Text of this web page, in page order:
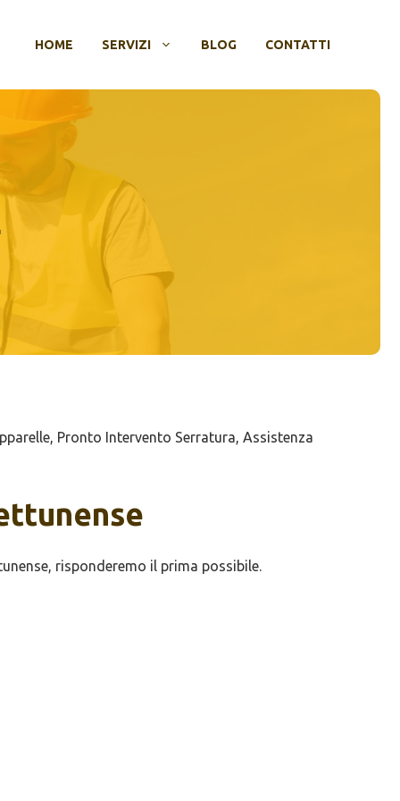
HOME SERVIZI BLOG CONTATTI
Pronto Intervento Serratura, Assistenza